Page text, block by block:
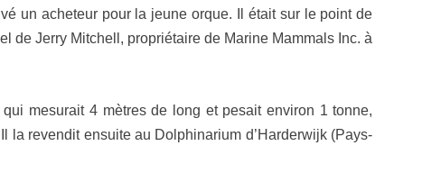
un acheteur pour la jeune orque. Il était sur le point de
de Jerry Mitchell, propriétaire de Marine Mammals Inc. à
qui mesurait 4 mètres de long et pesait environ 1 tonne,
la revendit ensuite au Dolphinarium d’Harderwijk (Pays-